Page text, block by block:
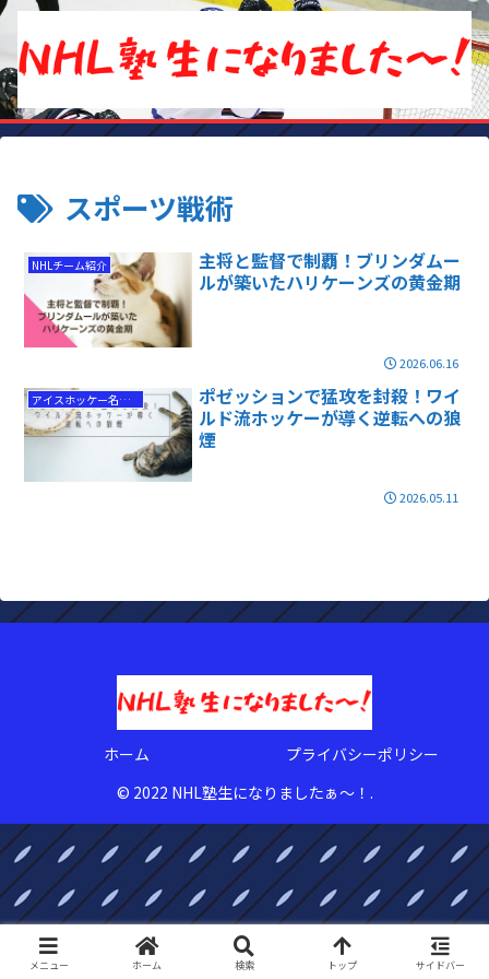
スポーツ戦術
NHLチーム紹介
主将と監督で制覇！ブリンダムー
ルが築いたハリケーンズの黄金期
2026.06.16
アイスホッケー名勝負
ポゼッションで猛攻を封殺！ワイ
ルド流ホッケーが導く逆転への狼
煙
2026.05.11
ホーム
プライバシーポリシー
© 2022 NHL塾生になりましたぁ〜！.
メニュー ホーム 検索 トップ サイドバー